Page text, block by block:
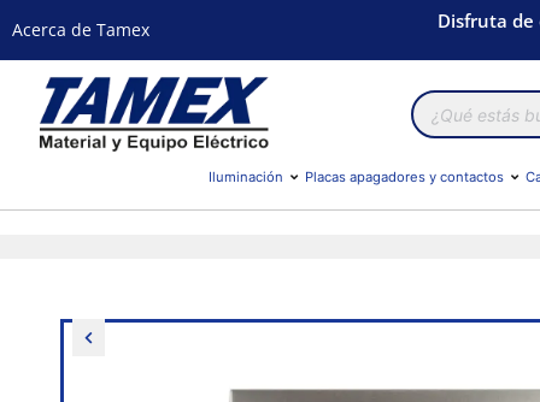
Acerca de Tamex Disfruta de
Búsqueda
de
productos
Iluminación Placas apagadores y contactos